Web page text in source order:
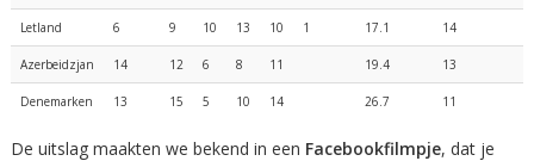
Letland 6 9 10 13 10 1 17.1 14
Azerbeidzjan 14 12 6 8 11 19.4 13
Denemarken 13 15 5 10 14 26.7 11
De uitslag maakten we bekend in een Facebookfilmpje, dat je